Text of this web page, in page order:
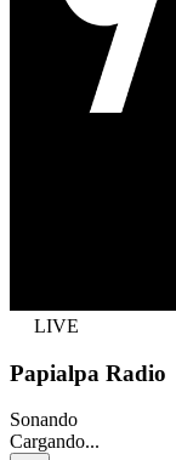
LIVE
Papialpa Radio
Sonando
Cargando...